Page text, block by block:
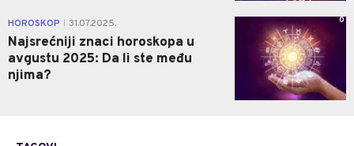
HOROSKOP 31.07.2025.
Najsrećniji znaci horoskopa u
avgustu 2025: Da li ste među
njima?
0